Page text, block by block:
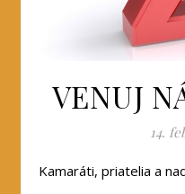
VENUJ
14.
Kamaráti, priatelia a